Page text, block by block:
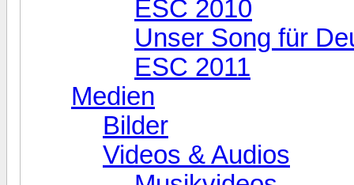
ESC 2010
Unser Song für
ESC 2011
Medien
Bilder
Videos & Audios